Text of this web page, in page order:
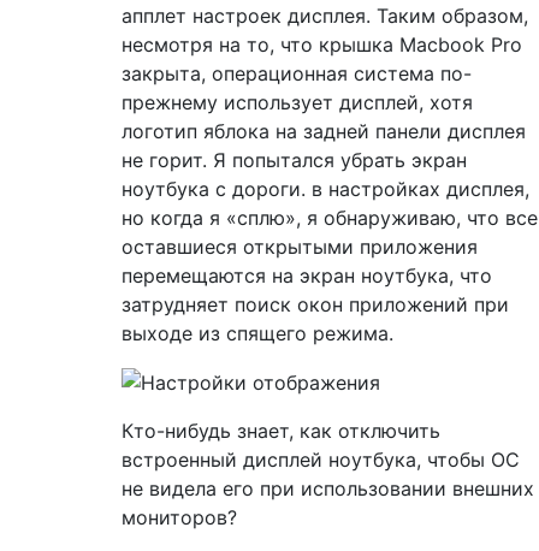
апплет настроек дисплея. Таким образом,
несмотря на то, что крышка Macbook Pro
закрыта, операционная система по-
прежнему использует дисплей, хотя
логотип яблока на задней панели дисплея
не горит. Я попытался убрать экран
ноутбука с дороги. в настройках дисплея,
но когда я «сплю», я обнаруживаю, что все
оставшиеся открытыми приложения
перемещаются на экран ноутбука, что
затрудняет поиск окон приложений при
выходе из спящего режима.
Кто-нибудь знает, как отключить
встроенный дисплей ноутбука, чтобы ОС
не видела его при использовании внешних
мониторов?